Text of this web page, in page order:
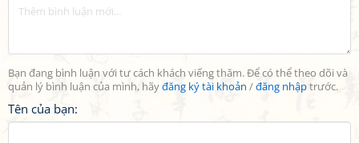
Bạn đang bình luận với tư cách khách viếng thăm. Để có thể theo dõi và
quản lý bình luận của mình, hãyđăng ký tài khoản /đăng nhậptrước.
Tên của bạn: